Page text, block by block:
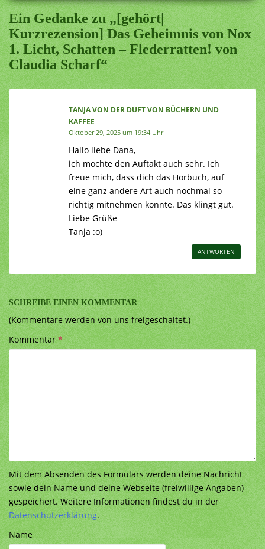
Ein Gedanke zu „[gehört|
Kurzrezension] Das Geheimnis von Nox
1. Licht, Schatten – Flederratten! von
Claudia Scharf“
TANJA VON DER DUFT VON BÜCHERN UND
KAFFEE
Oktober 29, 2025 um 19:34 Uhr
Hallo liebe Dana,
ich mochte den Auftakt auch sehr. Ich
freue mich, dass dich das Hörbuch, auf
eine ganz andere Art auch nochmal so
richtig mitnehmen konnte. Das klingt gut.
Liebe Grüße
Tanja :o)
ANTWORTEN
SCHREIBE EINEN KOMMENTAR
(Kommentare werden von uns freigeschaltet.)
Kommentar*
Mit dem Absenden des Formulars werden deine Nachricht
sowie dein Name und deine Webseite (freiwillige Angaben)
gespeichert. Weitere Informationen findest du in der
Datenschutzerklärung.
Name